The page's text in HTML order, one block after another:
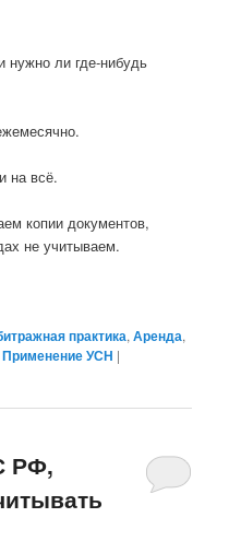
нужно ли где-нибудь
на всё.
копии документов,
не учитываем.
практика,Аренда,
Применение УСН |
РФ,